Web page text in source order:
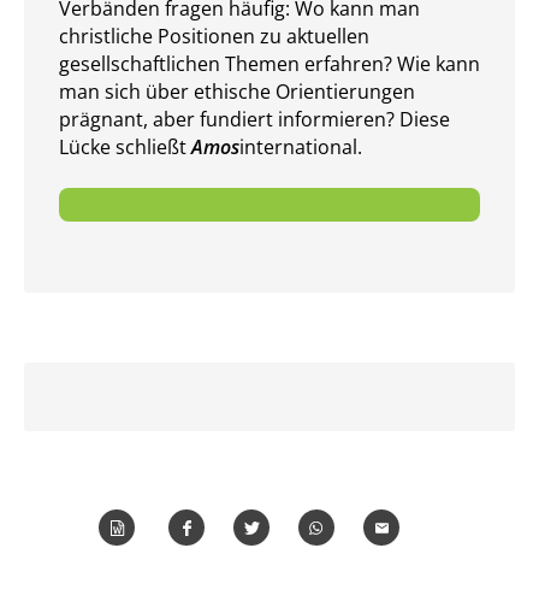
Verbänden fragen häufig: Wo kann man
christliche Positionen zu aktuellen
gesellschaft­lichen Themen er­fahren? Wie kann
man sich über ethische Orientierungen
prägnant, aber fundiert in­for­mieren? Diese
Lücke schließtAmosinternational.